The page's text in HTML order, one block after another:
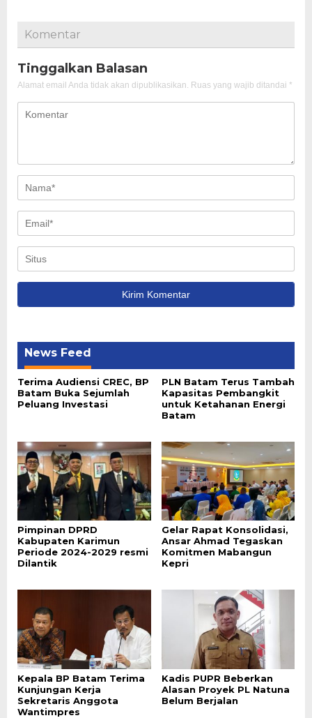
Komentar
Tinggalkan Balasan
Alamat email Anda tidak akan dipublikasikan. Ruas yang wajib ditandai *
News Feed
Terima Audiensi CREC, BP
Batam Buka Sejumlah
Peluang Investasi
PLN Batam Terus Tambah
Kapasitas Pembangkit
untuk Ketahanan Energi
Batam
Pimpinan DPRD
Kabupaten Karimun
Periode 2024-2029 resmi
Dilantik
Gelar Rapat Konsolidasi,
Ansar Ahmad Tegaskan
Komitmen Mabangun
Kepri
Kepala BP Batam Terima
Kunjungan Kerja
Sekretaris Anggota
Wantimpres
Kadis PUPR Beberkan
Alasan Proyek PL Natuna
Belum Berjalan